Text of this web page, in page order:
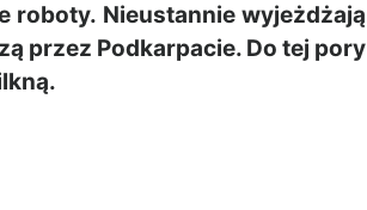
roboty. Nieustannie wyjeżdżają
przez Podkarpacie. Do tej pory